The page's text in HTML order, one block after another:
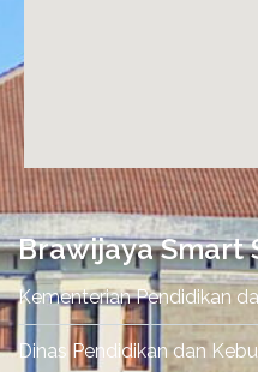
Brawijaya Smart
Kementerian Pendidikan
Dinas Pendidikan dan